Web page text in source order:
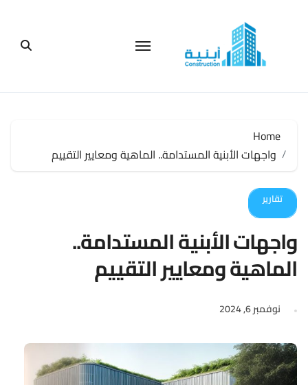
Home
واجهات الأبنية المستدامة.. الماهية ومعايير التقييم
تقارير
واجهات الأبنية المستدامة..
الماهية ومعايير التقييم
نوفمبر 6, 2024